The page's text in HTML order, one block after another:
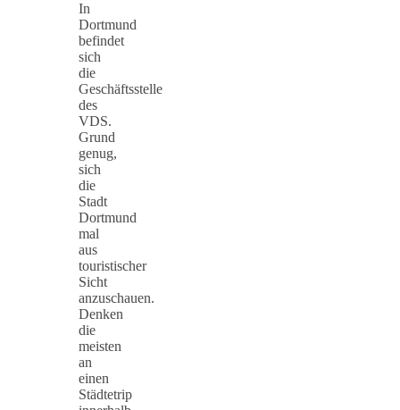
In
Dortmund
befindet
sich
die
Geschäftsstelle
des
VDS.
Grund
genug,
sich
die
Stadt
Dortmund
mal
aus
touristischer
Sicht
anzuschauen.
Denken
die
meisten
an
einen
Städtetrip